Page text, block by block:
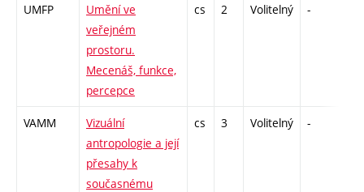
UMFP
Umění ve
veřejném
prostoru.
Mecenáš, funkce,
percepce
cs 2 Volitelný -
VAMM
Vizuální
antropologie a její
přesahy k
současnému
cs 3 Volitelný -